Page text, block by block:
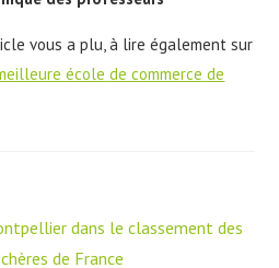
vous a plu, à lire également sur
école de commerce de
dans le classement des
de France